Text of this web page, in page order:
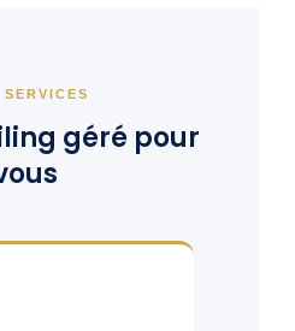
SERVICES
géré pour